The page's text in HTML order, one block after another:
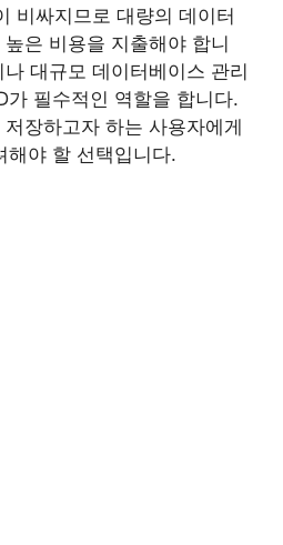
비싸지므로 대량의 데이터
은 비용을 지출해야 합니
대규모 데이터베이스 관리
가 필수적인 역할을 합니다.
장하고자 하는 사용자에게
해야 할 선택입니다.